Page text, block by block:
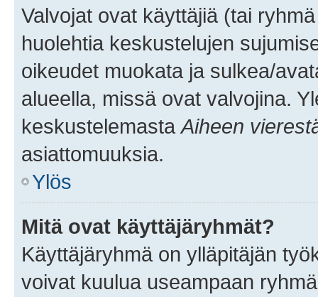
Valvojat ovat käyttäjiä (tai
huolehtia keskustelujen
oikeudet muokata ja sulkea/
alueella, missä ovat valvojina.
keskustelemasta Aiheen
asiattomuuksia.
Ylös
Mitä ovat käyttäjäryhmät?
Käyttäjäryhmä on ylläpitäjän
voivat kuulua useampaan